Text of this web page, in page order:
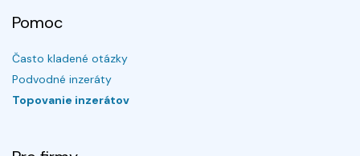
Pomoc
Často kladené otázky
Podvodné inzeráty
Topovanie inzerátov